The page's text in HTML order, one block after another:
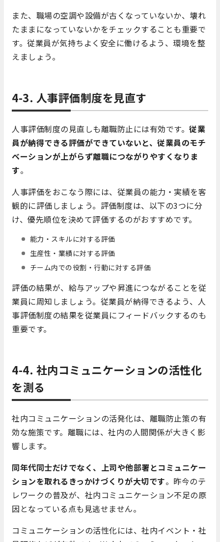
また、職場の空調や設備が古くなっていないか、壊れ
たままになっていないかをチェックすることも重要で
す。従業員が気持ちよく安全に働けるよう、環境を整
えましょう。
4-3. 人事評価制度を見直す
人事評価制度の見直しも離職防止には有効です。 従業
員が納得できる評価ができていないと、従業員のモチ
ベーションが上がらず離職につながりやすくなりま
す。
人事評価をおこなう際には、従業員の能力・実績を客
観的に評価しましょう。評価制度は、以下の3つに分
け、優先順位を決めて評価するのがおすすめです。
能力・スキルに対する評価
生産性・業績に対する評価
チーム内での役割・行動に対する評価
評価の結果が、給与アップや昇進につながることを従
業員に周知しましょう。従業員が納得できるよう、人
事評価制度の結果を従業員にフィードバックするのも
重要です。
4-4. 社内コミュニケーションの活性化
を測る
社内コミュニケーションの活発化は、離職防止策の有
効な施策です。離職には、社内の人間関係が大きく影
響します。
同年代同士だけでなく、上司や他部署とコミュニケー
ションを取れるきっかけづくりが大切です。昨今のテ
レワークの普及が、社内コミュニケーション不足の原
因となっている点も見逃せません。
コミュニケーションの活性化には、社内イベント・社